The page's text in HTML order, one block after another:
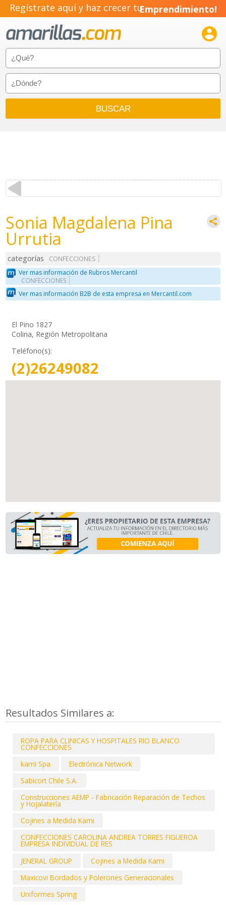
Regístrate aquí y haz crecer tuEmprendimiento!

Sonia Magdalena Pina
Urrutia
categorías
CONFECCIONES
Ver mas información de Rubros Mercantil
CONFECCIONES
Ver mas información B2B de esta empresa en Mercantil.com
El Pino 1827
Colina, Región Metropolitana
Teléfono(s):
(2)26249082
Resultados Similares a:
ROPA PARA CLINICAS Y HOSPITALES RIO BLANCO
CONFECCIONES
kami Spa
Electrónica Network
Sabicort Chile S.A.
Construcciones AEMP - Fabricación Reparación de Techos
y Hojalatería
Cojines a Medida Kami
CONFECCIONES CAROLINA ANDREA TORRES FIGUEROA
EMPRESA INDIVIDUAL DE RES
JENERAL GROUP
Cojines a Medida Kami
Maxicovi Bordados y Polerones Generacionales
Uniformes Spring